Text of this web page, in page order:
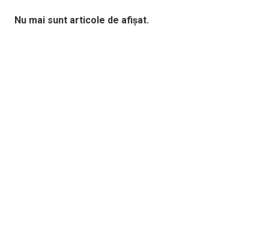
Nu mai sunt articole de afișat.